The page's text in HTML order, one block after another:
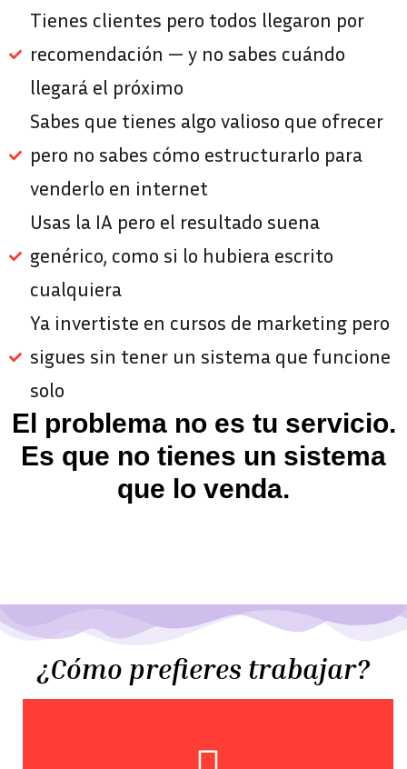
Tienes clientes pero todos llegaron por
recomendación — y no sabes cuándo
llegará el próximo
Sabes que tienes algo valioso que ofrecer
pero no sabes cómo estructurarlo para
venderlo en internet
Usas la IA pero el resultado suena
genérico, como si lo hubiera escrito
cualquiera
Ya invertiste en cursos de marketing pero
sigues sin tener un sistema que funcione
solo
El problema no es tu servicio.
Es que no tienes un sistema
que lo venda.
¿Cómo prefieres trabajar?